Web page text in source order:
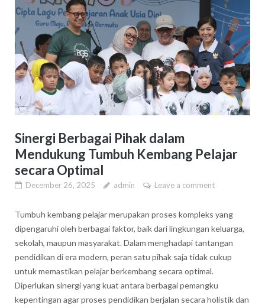
Sinergi Berbagai Pihak dalam
Mendukung Tumbuh Kembang Pelajar
secara Optimal
December 26, 2025 admin Leave a comment
Tumbuh kembang pelajar merupakan proses kompleks yang
dipengaruhi oleh berbagai faktor, baik dari lingkungan keluarga,
sekolah, maupun masyarakat. Dalam menghadapi tantangan
pendidikan di era modern, peran satu pihak saja tidak cukup
untuk memastikan pelajar berkembang secara optimal.
Diperlukan sinergi yang kuat antara berbagai pemangku
kepentingan agar proses pendidikan berjalan secara holistik dan